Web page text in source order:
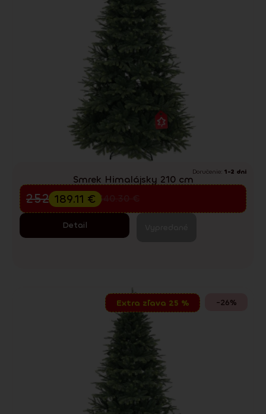
Doručenie: 1-2 dni
Smrek Himalájsky 210 cm
Predvianočný výpredaj
340.30
252.15€
189.11 €
Detail
-26%
Extra zľava 25 %